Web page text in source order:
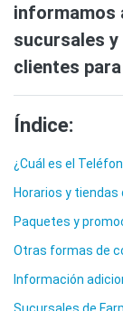
informamos
sucursales
clientes
Índice:
¿Cuál es el
Horarios y
Paquetes y
Otras formas de
Información